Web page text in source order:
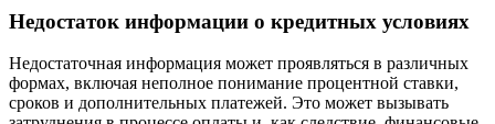
Недостаток информации о кредитных условиях
Недостаточная информация может проявляться в различных
формах, включая неполное понимание процентной ставки,
сроков и дополнительных платежей. Это может вызывать